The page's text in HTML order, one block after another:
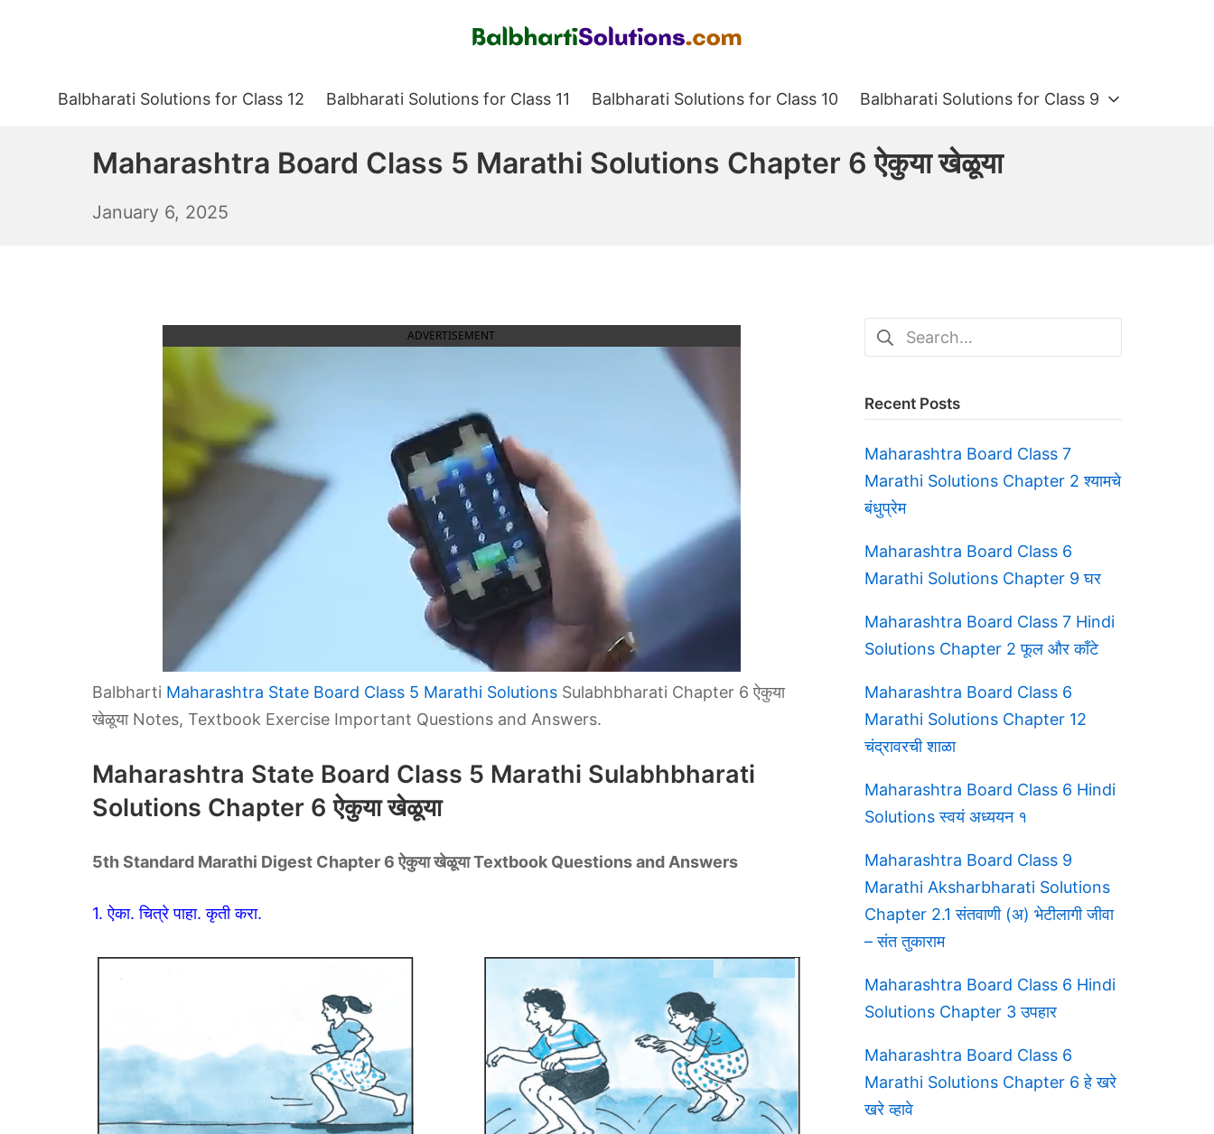
Balbharati Solutions for Class 12 Balbharati Solutions for Class 11 Balbharati Solutions for Class 10 Balbharati Solutions for Class 9
Maharashtra Board Class 5 Marathi Solutions Chapter 6 ऐकुया खेळूया
January 6, 2025
ADVERTISEMENT
Balbharti Maharashtra State Board Class 5 Marathi Solutions Sulabhbharati Chapter 6 ऐकुया
खेळूया Notes, Textbook Exercise Important Questions and Answers.
Maharashtra State Board Class 5 Marathi Sulabhbharati
Solutions Chapter 6 ऐकुया खेळूया
5th Standard Marathi Digest Chapter 6 ऐकुया खेळूया Textbook Questions and Answers
1. ऐका. चित्रे पाहा. कृती करा.
Search
for:
Recent Posts
Maharashtra Board Class 7
Marathi Solutions Chapter 2 श्यामचे
बंधुप्रेम
Maharashtra Board Class 6
Marathi Solutions Chapter 9 घर
Maharashtra Board Class 7 Hindi
Solutions Chapter 2 फूल और काँटे
Maharashtra Board Class 6
Marathi Solutions Chapter 12
चंद्रावरची शाळा
Maharashtra Board Class 6 Hindi
Solutions स्वयं अध्ययन १
Maharashtra Board Class 9
Marathi Aksharbharati Solutions
Chapter 2.1 संतवाणी (अ) भेटीलागी जीवा
– संत तुकाराम
Maharashtra Board Class 6 Hindi
Solutions Chapter 3 उपहार
Maharashtra Board Class 6
Marathi Solutions Chapter 6 हे खरे
खरे व्हावे